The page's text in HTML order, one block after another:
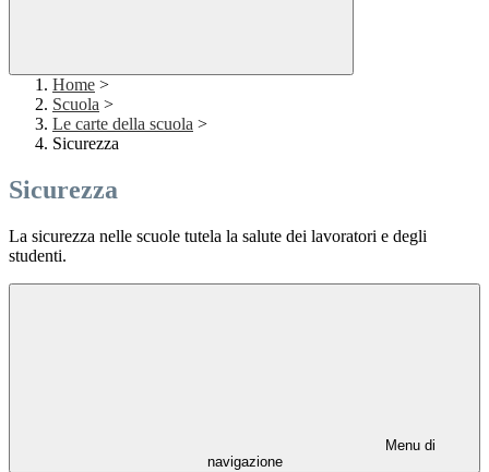
Home >
Scuola >
Le carte della scuola >
Sicurezza
Sicurezza
La sicurezza nelle scuole tutela la salute dei lavoratori e degli
studenti.
Menu di
navigazione